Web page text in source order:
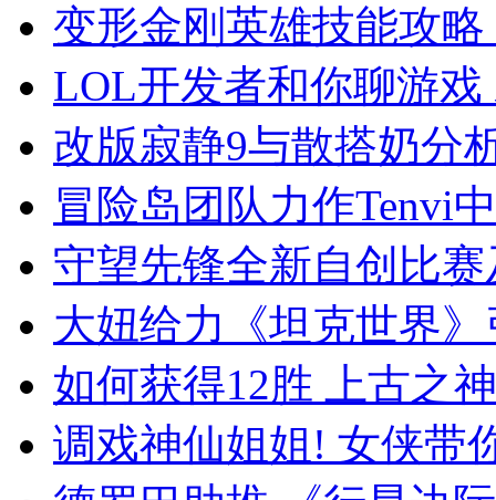
变形金刚英雄技能攻
LOL开发者和你聊游
改版寂静9与散搭奶分
冒险岛团队力作Tenvi
守望先锋全新自创比
大妞给力《坦克世界
如何获得12胜 上古之
调戏神仙姐姐! 女侠带